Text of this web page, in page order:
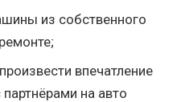
из собственного
впечатление
на авто